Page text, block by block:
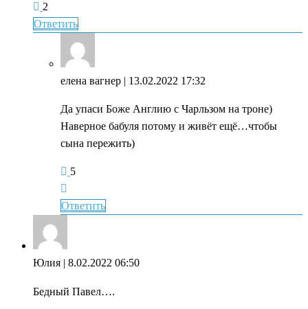
2
Ответить
елена вагнер | 13.02.2022 17:32
Да упаси Боже Англию с Чарльзом на троне)
Наверное бабуля потому и живёт ещё…чтобы
сына пережить)
5
Ответить
Юлия | 8.02.2022 06:50
Бедный Павел….